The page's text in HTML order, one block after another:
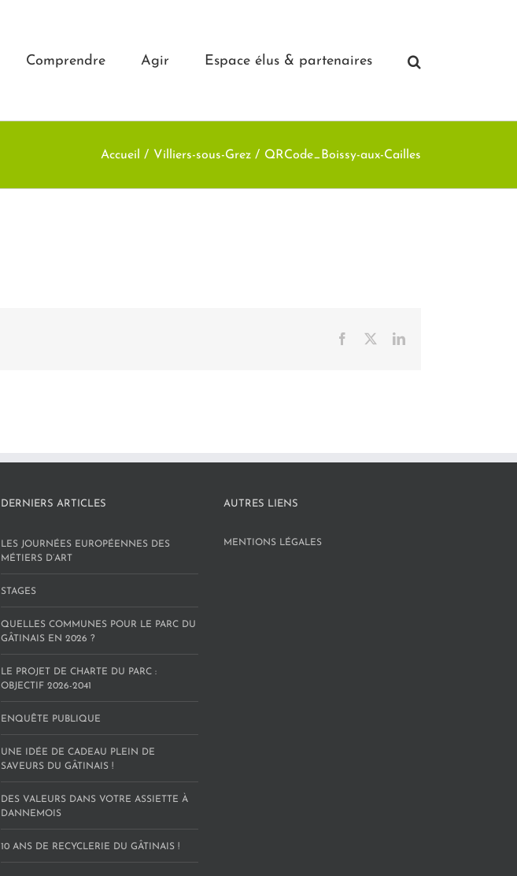
Comprendre Agir Espace élus & partenaires
Accueil Villiers-sous-Grez QRCode_Boissy-aux-Cailles
Facebook LinkedIn
DERNIERS ARTICLES
LES JOURNÉES EUROPÉENNES DES
MÉTIERS D’ART
STAGES
QUELLES COMMUNES POUR LE PARC DU
GÂTINAIS EN 2026 ?
LE PROJET DE CHARTE DU PARC :
OBJECTIF 2026-2041
ENQUÊTE PUBLIQUE
UNE IDÉE DE CADEAU PLEIN DE
SAVEURS DU GÂTINAIS !
DES VALEURS DANS VOTRE ASSIETTE À
DANNEMOIS
10 ANS DE RECYCLERIE DU GÂTINAIS !
AUTRES LIENS
MENTIONS LÉGALES